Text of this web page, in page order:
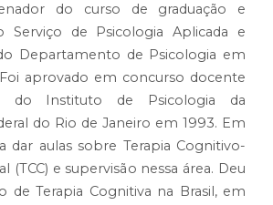
do curso de graduação e
Serviço de Psicologia Aplicada e
Departamento de Psicologia em
aprovado em concurso docente
do Instituto de Psicologia da
do Rio de Janeiro em 1993. Em
dar aulas sobre Terapia Cognitivo-
e supervisão nessa área. Deu
de Terapia Cognitiva na Brasil, em